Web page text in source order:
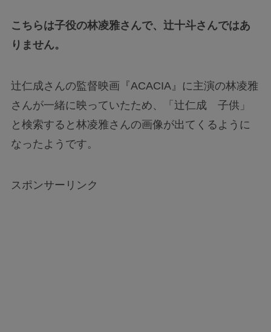
こちらは子役の林凌雅さんで、辻十斗さんではあ
りません。
辻仁成さんの監督映画『ACACIA』に主演の林凌雅
さんが一緒に映っていたため、「辻仁成 子供」
と検索すると林凌雅さんの画像が出てくるように
なったようです。
スポンサーリンク